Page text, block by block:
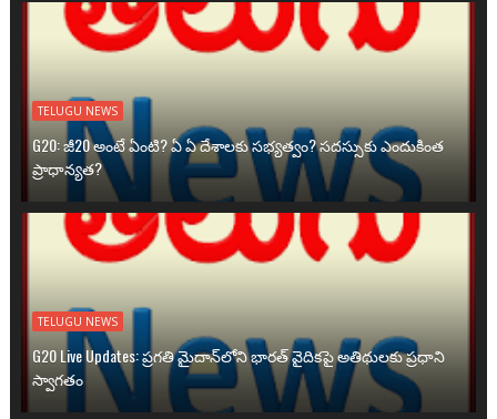
TELUGU NEWS
G20: జీ20 అంటే ఏంటి? ఏ ఏ దేశాలకు సభ్యత్వం? సదస్సుకు ఎందుకింత
ప్రాధాన్యత?
TELUGU NEWS
G20 Live Updates: ప్రగతి మైదాన్‌లోని భారత్ వైదికపై అతిథులకు ప్రధాని
స్వాగతం